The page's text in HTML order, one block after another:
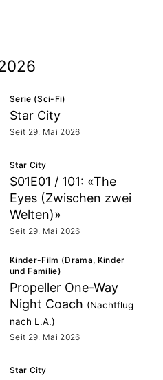
Serie (Sci-Fi)
Star City
Seit 29. Mai 2026
Star City
S01E01 / 101: «The
Eyes (Zwischen zwei
Welten)»
Seit 29. Mai 2026
Kinder-Film (Drama, Kinder
und Familie)
Propeller One-Way
Night Coach (Nachtflug
nach L.A.)
Seit 29. Mai 2026
Star City